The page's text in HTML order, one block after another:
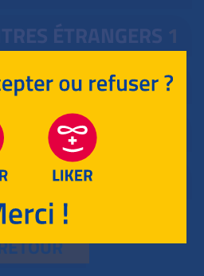
ÉTRANGERS 1
POLYNÉSIE
CALÉDONIE